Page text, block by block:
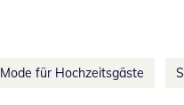
Mode für Hochzeitsgäste